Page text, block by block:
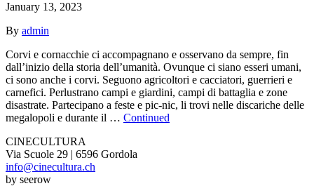
January 13, 2023
By admin
Corvi e cornacchie ci accompagnano e osservano da sempre, fin
dall’inizio della storia dell’umanità. Ovunque ci siano esseri umani,
ci sono anche i corvi. Seguono agricoltori e cacciatori, guerrieri e
carnefici. Perlustrano campi e giardini, campi di battaglia e zone
disastrate. Partecipano a feste e pic-nic, li trovi nelle discariche delle
megalopoli e durante il … Continued
CINECULTURA
Via Scuole 29 | 6596 Gordola
info@cinecultura.ch
by seerow